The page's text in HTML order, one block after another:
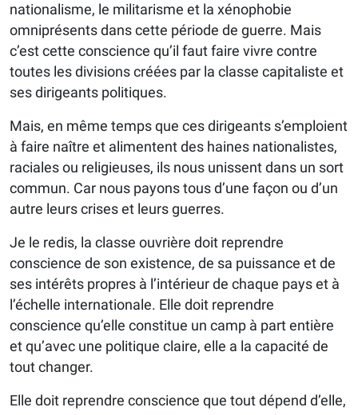
nationalisme, le militarisme et la xénophobie
omniprésents dans cette période de guerre. Mais
c’est cette conscience qu’il faut faire vivre contre
toutes les divisions créées par la classe capitaliste et
ses dirigeants politiques.
Mais, en même temps que ces dirigeants s’emploient
à faire naître et alimentent des haines nationalistes,
raciales ou religieuses, ils nous unissent dans un sort
commun. Car nous payons tous d’une façon ou d’un
autre leurs crises et leurs guerres.
Je le redis, la classe ouvrière doit reprendre
conscience de son existence, de sa puissance et de
ses intérêts propres à l’intérieur de chaque pays et à
l’échelle internationale. Elle doit reprendre
conscience qu’elle constitue un camp à part entière
et qu’avec une politique claire, elle a la capacité de
tout changer.
Elle doit reprendre conscience que tout dépend d’elle,